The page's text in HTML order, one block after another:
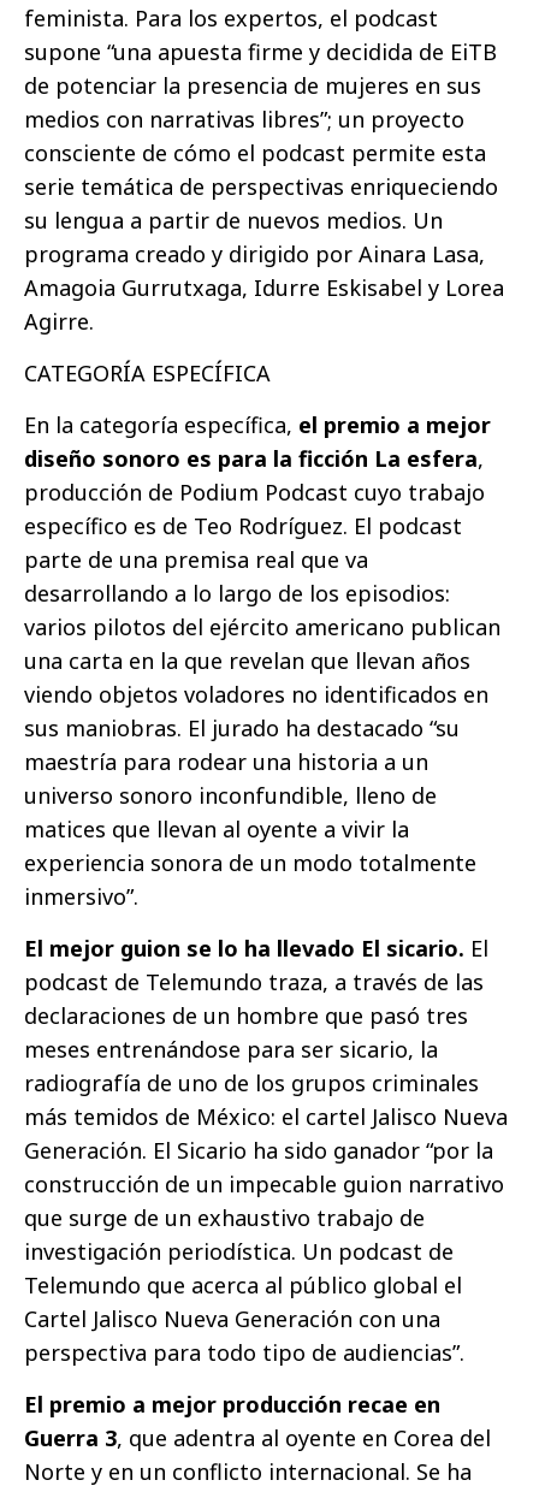
feminista. Para los expertos, el podcast
supone “una apuesta firme y decidida de EiTB
de potenciar la presencia de mujeres en sus
medios con narrativas libres”; un proyecto
consciente de cómo el podcast permite esta
serie temática de perspectivas enriqueciendo
su lengua a partir de nuevos medios. Un
programa creado y dirigido por Ainara Lasa,
Amagoia Gurrutxaga, Idurre Eskisabel y Lorea
Agirre.
CATEGORÍA ESPECÍFICA
En la categoría específica, el premio a mejor
diseño sonoro es para la ficción La esfera,
producción de Podium Podcast cuyo trabajo
específico es de Teo Rodríguez. El podcast
parte de una premisa real que va
desarrollando a lo largo de los episodios:
varios pilotos del ejército americano publican
una carta en la que revelan que llevan años
viendo objetos voladores no identificados en
sus maniobras. El jurado ha destacado “su
maestría para rodear una historia a un
universo sonoro inconfundible, lleno de
matices que llevan al oyente a vivir la
experiencia sonora de un modo totalmente
inmersivo”.
El mejor guion se lo ha llevado El sicario. El
podcast de Telemundo traza, a través de las
declaraciones de un hombre que pasó tres
meses entrenándose para ser sicario, la
radiografía de uno de los grupos criminales
más temidos de México: el cartel Jalisco Nueva
Generación. El Sicario ha sido ganador “por la
construcción de un impecable guion narrativo
que surge de un exhaustivo trabajo de
investigación periodística. Un podcast de
Telemundo que acerca al público global el
Cartel Jalisco Nueva Generación con una
perspectiva para todo tipo de audiencias”.
El premio a mejor producción recae en
Guerra 3, que adentra al oyente en Corea del
Norte y en un conflicto internacional. Se ha